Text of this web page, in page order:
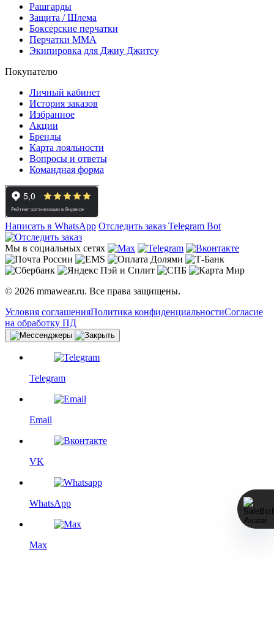
Рашгарды
Защита / Шлема
Боксерские перчатки
Перчатки ММА
Экипировка для Джиу Джитсу
Покупателю
Личный кабинет
История заказов
Избранное
Акции
Бренды
Карта лояльности
Вопросы и ответы
Командная форма
Написать в WhatsApp Отследить заказ Telegram Bot
Мы в социальных сетях
© 2026 mmawear.ru. Все права защищены.
Условия соглашенияПолитика конфиденциальностиСогласие
на обработку ПД
Telegram
Email
VK
WhatsApp
Max